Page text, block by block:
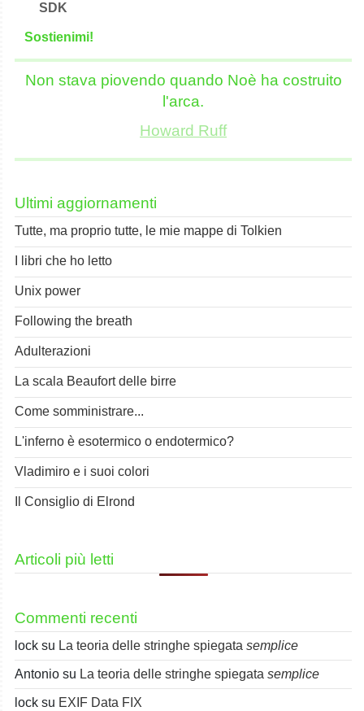
SDK
Sostienimi!
Non stava piovendo quando Noè ha costruito
l'arca.
Howard Ruff
Ultimi aggiornamenti
Tutte, ma proprio tutte, le mie mappe di Tolkien
I libri che ho letto
Unix power
Following the breath
Adulterazioni
La scala Beaufort delle birre
Come somministrare...
L'inferno è esotermico o endotermico?
Vladimiro e i suoi colori
Il Consiglio di Elrond
Articoli più letti
Commenti recenti
lock su La teoria delle stringhe spiegata semplice
Antonio su La teoria delle stringhe spiegata semplice
lock su EXIF Data FIX